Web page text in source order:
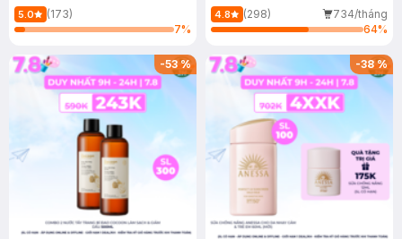
150ml
5.0
(173)
7%
4.8 (298)
734/tháng
64%
-53% -38%